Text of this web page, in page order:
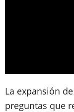
La expansión
preguntas que